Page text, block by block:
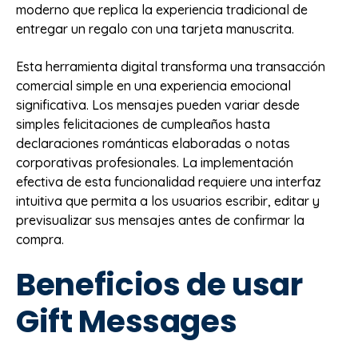
moderno que replica la experiencia tradicional de
entregar un regalo con una tarjeta manuscrita.
Esta herramienta digital transforma una transacción
comercial simple en una experiencia emocional
significativa. Los mensajes pueden variar desde
simples felicitaciones de cumpleaños hasta
declaraciones románticas elaboradas o notas
corporativas profesionales. La implementación
efectiva de esta funcionalidad requiere una interfaz
intuitiva que permita a los usuarios escribir, editar y
previsualizar sus mensajes antes de confirmar la
compra.
Beneficios de usar
Gift Messages